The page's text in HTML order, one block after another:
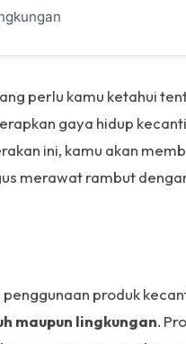
perlu kamu ketahui
gaya hidup
ini, kamu akan
merawat rambut
produk
maupun lingkungan.